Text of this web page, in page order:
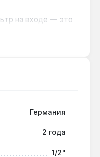
на входе — это
2 года,
Германия
2 года
1/2"